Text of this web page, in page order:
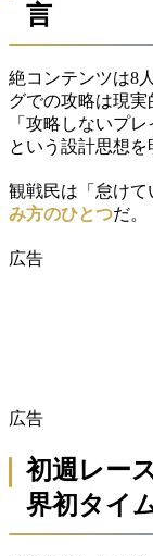
言
絶コンテンツは8
グでの攻略は現
「攻略しないプ
という設計思想を
観戦民は「怠けて
み方のひとつだ。
広告
広告
初週レー
界初タイ